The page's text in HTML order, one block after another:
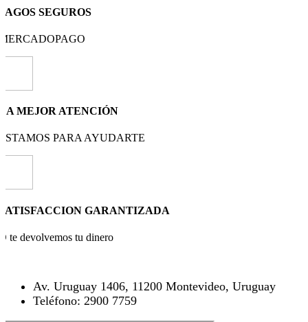
SEGUROS
MEJOR ATENCIÓN
PARA AYUDARTE
GARANTIZADA
te devolvemos tu dinero
Av. Uruguay 1406, 11200 Montevideo, Uruguay
Teléfono: 2900 7759